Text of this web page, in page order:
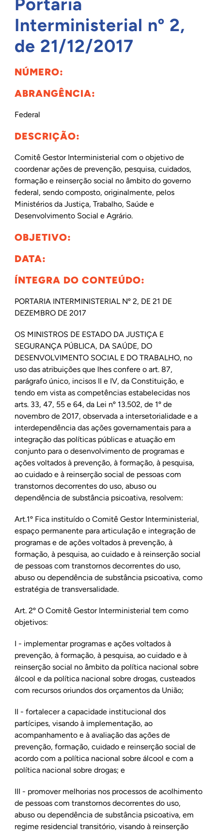
INTERNACIONAL
BIBLIOTECA
Interministerial nº 2,
de 21/12/2017
NÚMERO:
ABRANGÊNCIA:
Federal
DESCRIÇÃO:
Comitê Gestor Interministerial com o objetivo de
coordenar ações de prevenção, pesquisa, cuidados,
formação e reinserção social no âmbito do governo
federal, sendo composto, originalmente, pelos
Ministérios da Justiça, Trabalho, Saúde e
Desenvolvimento Social e Agrário.
OBJETIVO:
DATA:
ÍNTEGRA DO CONTEÚDO:
PORTARIA INTERMINISTERIAL Nº 2, DE 21 DE
DEZEMBRO DE 2017
OS MINISTROS DE ESTADO DA JUSTIÇA E
SEGURANÇA PÚBLICA, DA SAÚDE, DO
DESENVOLVIMENTO SOCIAL E DO TRABALHO, no
uso das atribuições que lhes confere o art. 87,
parágrafo único, incisos II e IV, da Constituição, e
tendo em vista as competências estabelecidas nos
arts. 33, 47, 55 e 64, da Lei nº 13.502, de 1º de
novembro de 2017, observada a intersetorialidade e a
interdependência das ações governamentais para a
integração das políticas públicas e atuação em
conjunto para o desenvolvimento de programas e
ações voltados à prevenção, à formação, à pesquisa,
ao cuidado e à reinserção social de pessoas com
transtornos decorrentes do uso, abuso ou
dependência de substância psicoativa, resolvem:
Art.1º Fica instituído o Comitê Gestor Interministerial,
espaço permanente para articulação e integração de
programas e de ações voltados à prevenção, à
formação, à pesquisa, ao cuidado e à reinserção social
de pessoas com transtornos decorrentes do uso,
abuso ou dependência de substância psicoativa, como
estratégia de transversalidade.
Art. 2º O Comitê Gestor Interministerial tem como
objetivos:
I - implementar programas e ações voltados à
prevenção, à formação, à pesquisa, ao cuidado e à
reinserção social no âmbito da política nacional sobre
álcool e da política nacional sobre drogas, custeados
com recursos oriundos dos orçamentos da União;
II - fortalecer a capacidade institucional dos
partícipes, visando à implementação, ao
acompanhamento e à avaliação das ações de
prevenção, formação, cuidado e reinserção social de
acordo com a política nacional sobre álcool e com a
política nacional sobre drogas; e
III - promover melhorias nos processos de acolhimento
de pessoas com transtornos decorrentes do uso,
abuso ou dependência de substância psicoativa, em
regime residencial transitório, visando à reinserção